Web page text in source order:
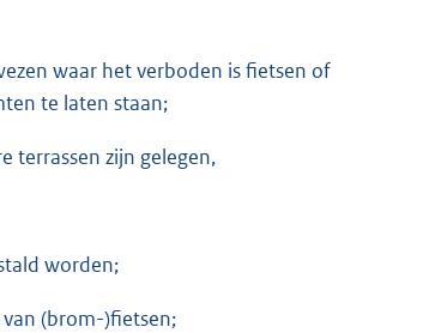
waar het verboden is fietsen of
te laten staan;
terrassen zijn gelegen,
worden;
(brom-)fietsen;